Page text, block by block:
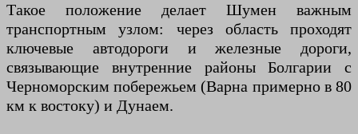
Такое положение делает Шумен важным
транспортным узлом: через область проходят
ключевые автодороги и железные дороги,
связывающие внутренние районы Болгарии с
Черноморским побережьем (Варна примерно в 80
км к востоку) и Дунаем.